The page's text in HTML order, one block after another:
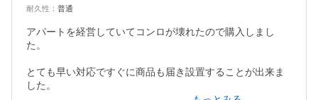
耐久性 ： 普通
アパートを経営していてコンロが壊れたので購入しまし
た。
とても早い対応ですぐに商品も届き設置することが出来ま
した。